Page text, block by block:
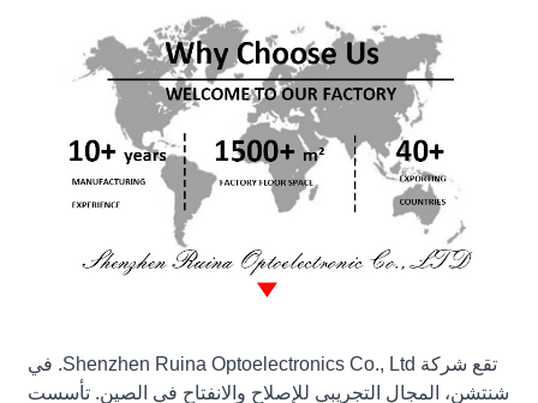
تقع شركة Shenzhen Ruina Optoelectronics Co., Ltd. في
شنتشن، المجال التجريبي للإصلاح والانفتاح في الصين. تأسست